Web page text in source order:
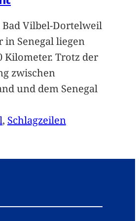
Vilbel-Dortelweil
Senegal liegen
Kilometer. Trotz der
zwischen
und dem Senegal
, Schlagzeilen